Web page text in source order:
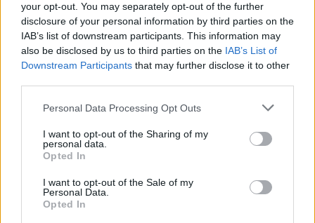
your opt-out. You may separately opt-out of the further
disclosure of your personal information by third parties on the
IAB’s list of downstream participants. This information may
also be disclosed by us to third parties on the IAB’s List of
Downstream Participants that may further disclose it to other
Please note that this website/app uses one or more Google
not limited to your visit or usage behaviour. You may click to
grant or deny consent to Google and its third-party tags to
use your data for below specified purposes in below Google
consent section.
Personal Data Processing Opt Outs
I want to opt-out of the Sharing of my
personal data.
Opted In
I want to opt-out of the Sale of my
Personal Data.
Opted In
Krievijā sācies pavēstu
notiek ar tiem, kuri tās
izvēlas ignorēt
“Tik daudz melu…”
atklāj, ko ekspertīzē
konstatēja nošauto
suņu kuņģos